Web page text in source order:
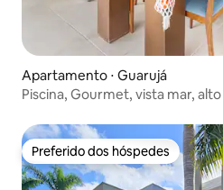
Apartamento ⋅ Guarujá
Piscina, Gourmet, vista mar,
Preferido dos hóspedes
Preferido dos hóspedes